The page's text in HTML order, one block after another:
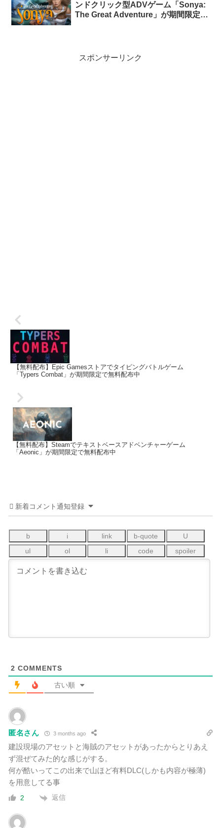
ンドクリック型ADVゲーム「Sonya:
The Great Adventure」が期間限定で
スポンサーリンク
【無料配布】Epic Gamesストアでタイピングバトルゲーム
「Typers Combat」が期間限定で無料配布中
【無料配布】Steamでテキストベースアドベンチャーゲーム
「Aeonic」が期間限定で無料配布中
新着コメント通知登録
2 COMMENTS
古い順
匿名さん 3 months ago
建設現場のアセットと海賊のアセットがあったからとりあえ
ず混ぜてみた的な感じがする。
何が酷いってこの出来で山ほど有料DLC(しかも内容が極薄)
を用意してる事
2 返信